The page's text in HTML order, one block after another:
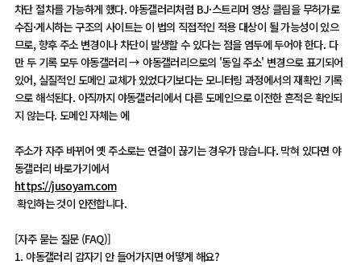
차단 절차를 가능하게 했다. 야동갤러리처럼 BJ·스트리머 영상 클립을 무허가로
수집·게시하는 구조의 사이트는 이 법의 직접적인 적용 대상이 될 가능성이 있으
므로, 향후 주소 변경이나 차단이 발생할 수 있다는 점을 염두에 두어야 한다. 다
만 두 기록 모두 야동갤러리 → 야동갤러리으로의 '동일 주소' 변경으로 표기되어
있어, 실질적인 도메인 교체가 있었다기보다는 모니터링 과정에서의 재확인 기록
으로 해석된다. 아직까지 야동갤러리에서 다른 도메인으로 이전한 흔적은 확인되
지 않는다. 도메인 자체는 에
주소가 자주 바뀌어 옛 주소로는 연결이 끊기는 경우가 많습니다. 막혀 있다면 야
동갤러리 바로가기에서
https://jusoyam.com
확인하는 것이 안전합니다.
[자주 묻는 질문 (FAQ)]
1. 야동갤러리 갑자기 안 들어가지면 어떻게 해요?